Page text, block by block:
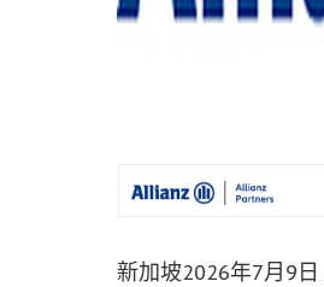
新加坡2026年7月9日